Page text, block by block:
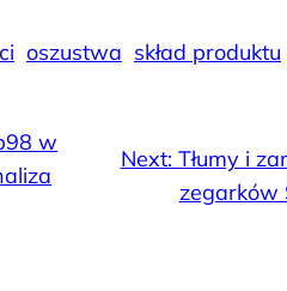
oszustwa skład produktu
w
Next: Tłumy i
zegarków